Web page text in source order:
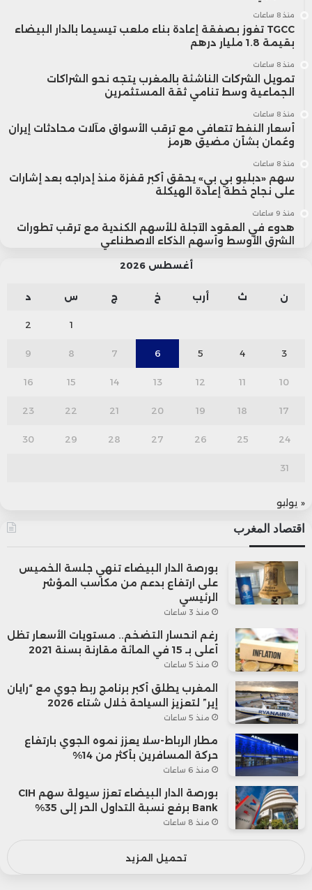
منذ 8 ساعات
TGCC تفوز بصفقة إعادة بناء ملعب تيسيما بالدار البيضاء
بقيمة 1.8 مليار درهم
منذ 8 ساعات
تمويل الشركات الناشئة بالمغرب يتجه نحو الشراكات
الجماعية وسط تنامي ثقة المستثمرين
منذ 8 ساعات
أسعار النفط تتعافى مع ترقب الأسواق مآلات محادثات إيران
وعُمان بشأن مضيق هرمز
منذ 8 ساعات
سهم «دبليو بي بي» يحقق أكبر قفزة منذ إدراجه بعد إشارات
على نجاح خطة إعادة الهيكلة
منذ 9 ساعات
هدوء في العقود الآجلة للأسهم الكندية مع ترقب تطورات
الشرق الأوسط وأسهم الذكاء الاصطناعي
أغسطس 2026
ن ث أرب خ ج س د
1
2
3
4
5
6
7
8
9
10
11
12
13
14
15
16
17
18
19
20
21
22
23
24
25
26
27
28
29
30
31
« يوليو
اقتصاد المغرب
بورصة الدار البيضاء تنهي جلسة الخميس
على ارتفاع بدعم من مكاسب المؤشر
الرئيسي
منذ 3 ساعات
رغم انحسار التضخم.. مستويات الأسعار تظل
أعلى بـ 15 في المائة مقارنة بسنة 2021
منذ 5 ساعات
المغرب يطلق أكبر برنامج ربط جوي مع “رايان
إير” لتعزيز السياحة خلال شتاء 2026
منذ 5 ساعات
مطار الرباط-سلا يعزز نموه الجوي بارتفاع
حركة المسافرين بأكثر من 14%
منذ 6 ساعات
بورصة الدار البيضاء تعزز سيولة سهم CIH
Bank برفع نسبة التداول الحر إلى 35%
منذ 8 ساعات
تحميل المزيد